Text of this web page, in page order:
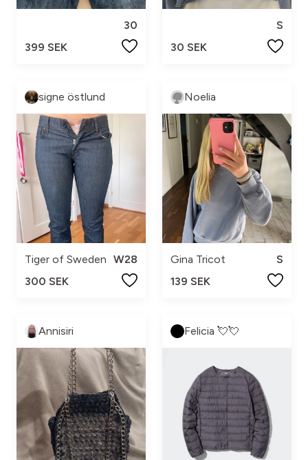
30
399 SEK
S
30 SEK
signe östlund
Tiger of Sweden W28
300 SEK
Noelia
Gina Tricot
S
139 SEK
Annisiri Felicia 💘💘